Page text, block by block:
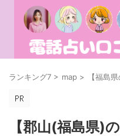
ランキング7 > map > 【福島
【郡山(福島県)